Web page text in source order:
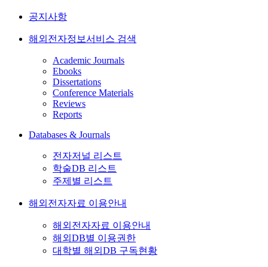
공지사항
해외전자정보서비스 검색
Academic Journals
Ebooks
Dissertations
Conference Materials
Reviews
Reports
Databases & Journals
전자저널 리스트
학술DB 리스트
주제별 리스트
해외전자자료 이용안내
해외전자자료 이용안내
해외DB별 이용권한
대학별 해외DB 구독현황